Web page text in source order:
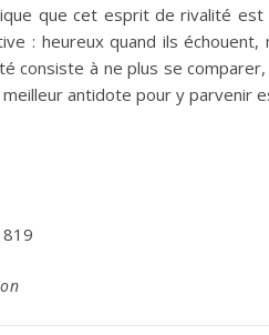
que cet esprit de rivalité
: heureux quand ils
consiste à ne plus se
antidote pour y parvenir
819